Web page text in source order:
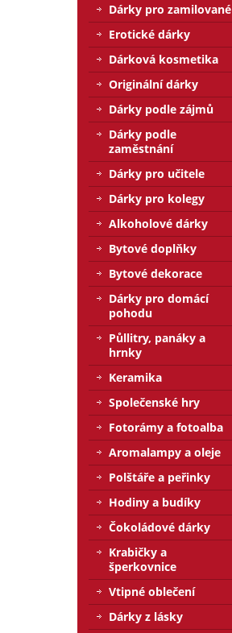
Dárky pro zamilované
Erotické dárky
Dárková kosmetika
Originální dárky
Dárky podle zájmů
Dárky podle
zaměstnání
Dárky pro učitele
Dárky pro kolegy
Alkoholové dárky
Bytové doplňky
Bytové dekorace
Dárky pro domácí
pohodu
Půllitry, panáky a
hrnky
Keramika
Společenské hry
Fotorámy a fotoalba
Aromalampy a oleje
Polštáře a peřinky
Hodiny a budíky
Čokoládové dárky
Krabičky a
šperkovnice
Vtipné oblečení
Dárky z lásky